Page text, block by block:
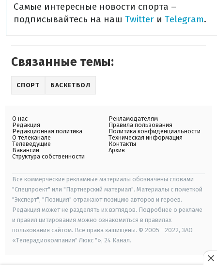
Самые интересные новости спорта –
подписывайтесь на наш Twitter и Telegram.
Связанные темы:
СПОРТ БАСКЕТБОЛ
О нас
Редакция
Редакционная политика
О телеканале
Телеведущие
Вакансии
Структура собственности
Рекламодателям
Правила пользования
Политика конфиденциальности
Техническая информация
Контакты
Архив
Все коммерческие рекламные материалы обозначены словами
"Спецпроект" или "Партнерский материал". Материалы с пометкой
"Эксперт", "Позиция" отражают позицию авторов и героев.
Редакция может не разделять их взглядов. Подробнее о рекламе
и правил цитирования можно ознакомиться в правилах
пользования сайтом. Все права защищены. © 2005—2022, ЗАО
«Телерадиокомпания" Люкс "», 24 Канал.